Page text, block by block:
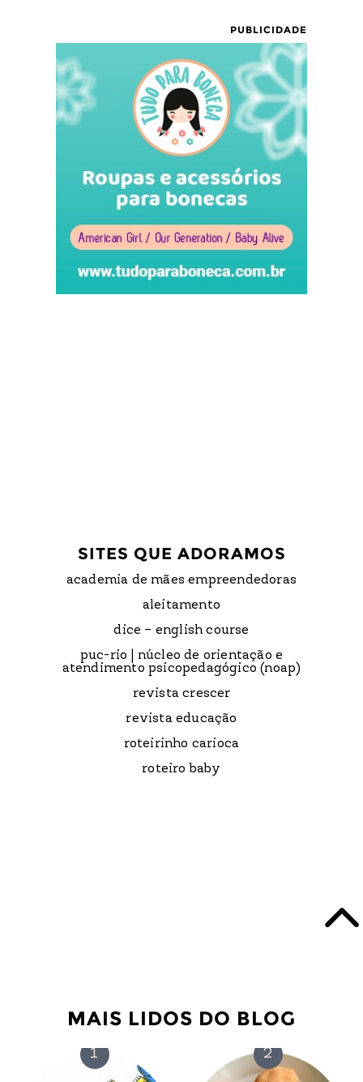
PUBLICIDADE
SITES QUE ADORAMOS
academia de mães empreendedoras
aleitamento
dice – english course
puc-rio | núcleo de orientação e
atendimento psicopedagógico (noap)
revista crescer
revista educação
roteirinho carioca
roteiro baby
MAIS LIDOS DO BLOG